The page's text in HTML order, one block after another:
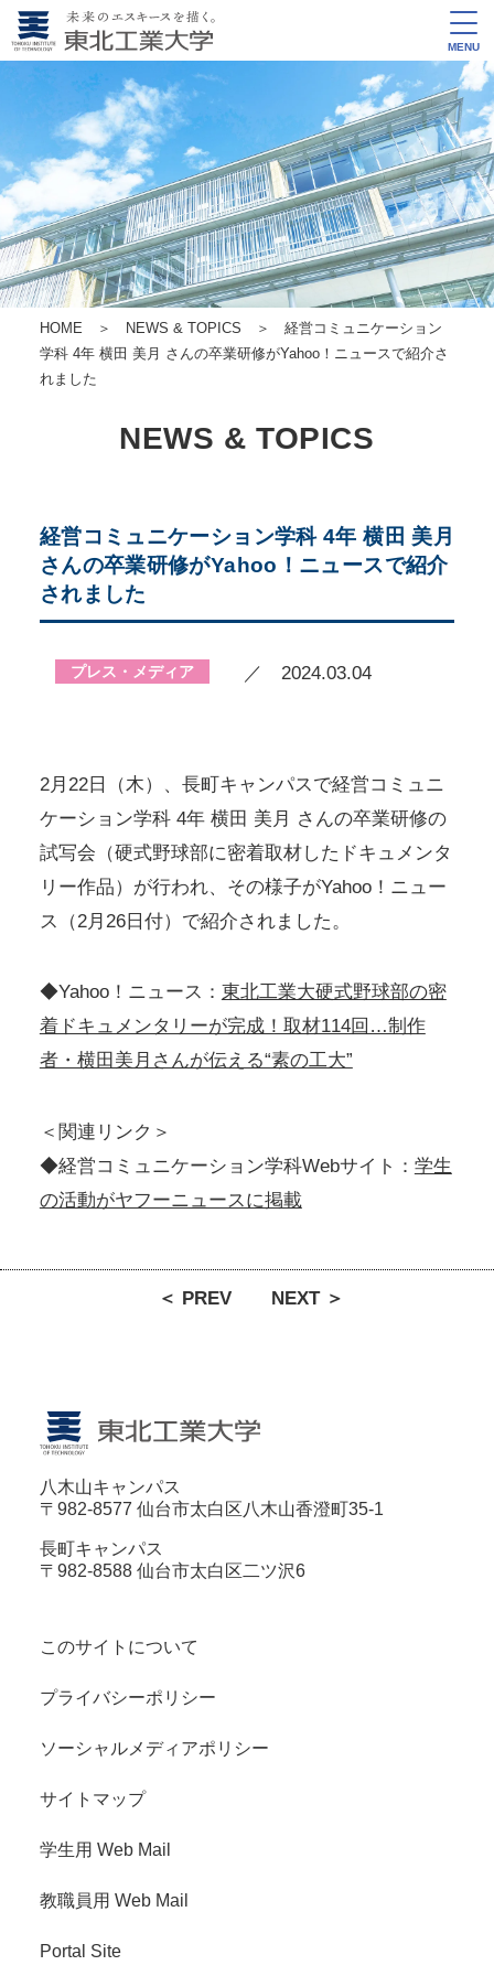
MENU
HOME ＞ NEWS & TOPICS ＞ 経営コミュニケーション
学科 4年 横田 美月 さんの卒業研修がYahoo！ニュースで紹介さ
れました
NEWS & TOPICS
経営コミュニケーション学科 4年 横田 美月
さんの卒業研修がYahoo！ニュースで紹介
されました
プレス・メディア ／ 2024.03.04
2月22日（木）、長町キャンパスで経営コミュニ
ケーション学科 4年 横田 美月 さんの卒業研修の
試写会（硬式野球部に密着取材したドキュメンタ
リー作品）が行われ、その様子がYahoo！ニュー
ス（2月26日付）で紹介されました。
◆Yahoo！ニュース： 東北工業大硬式野球部の密
着ドキュメンタリーが完成！取材114回…制作
者・横田美月さんが伝える“素の工大”
＜関連リンク＞
◆経営コミュニケーション学科Webサイト： 学生
の活動がヤフーニュースに掲載
＜ PREV NEXT ＞
八木山キャンパス
〒982-8577 仙台市太白区八木山香澄町35-1
長町キャンパス
〒982-8588 仙台市太白区二ツ沢6
このサイトについて
プライバシーポリシー
ソーシャルメディアポリシー
サイトマップ
学生用 Web Mail
教職員用 Web Mail
Portal Site